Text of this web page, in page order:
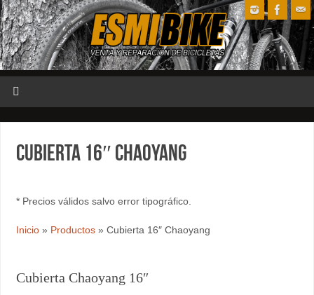
Cubierta 16″ Chaoyang
* Precios válidos salvo error tipográfico.
Inicio» Productos» Cubierta 16″ Chaoyang
Cubierta Chaoyang 16″